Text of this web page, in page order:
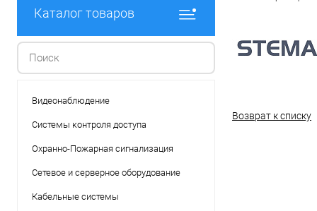
Каталог товаров
Видеонаблюдение
Системы контроля доступа
Охранно-Пожарная сигнализация
Сетевое и серверное оборудование
Кабельные системы
Возврат к списку